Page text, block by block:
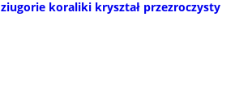
koraliki kryształ przezroczysty